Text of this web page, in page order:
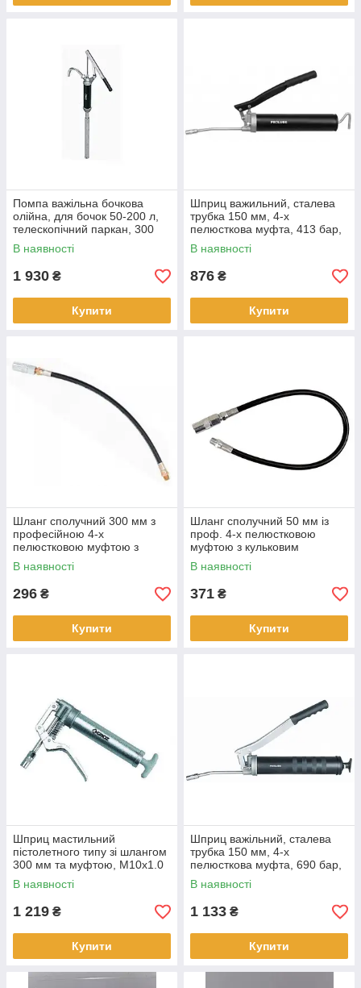
Помпа важільна бочкова
олійна, для бочок 50-200 л,
телескопічний паркан, 300
мл/хід
В наявності
1 930 ₴
Купити
Шприц важильний, сталева
трубка 150 мм, 4-х
пелюсткова муфта, 413 бар,
500 куб.см, 1 г/прокачування
В наявності
876 ₴
Купити
Шланг сполучний 300 мм з
професійною 4-х
пелюстковою муфтою з
кульковим затвором,
різьблення М10х1, 240 бар
В наявності
296 ₴
Купити
Шланг сполучний 50 мм із
проф. 4-х пелюстковою
муфтою з кульковим
затвором, різьблення М10х1,
240 бар
В наявності
371 ₴
Купити
Шприц мастильний
пістолетного типу зі шлангом
300 мм та муфтою, M10х1.0
В наявності
1 219 ₴
Купити
Шприц важільний, сталева
трубка 150 мм, 4-х
пелюсткова муфта, 690 бар,
500 куб.см, 1 г/прокачування
В наявності
1 133 ₴
Купити